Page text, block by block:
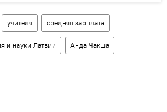
учителя средняя зарплата
и науки Латвии Анда Чакша